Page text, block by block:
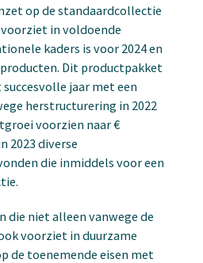
op de standaardcollectie
voorziet in voldoende
kaders is voor 2024 en
Dit productpakket
jaar met een
herstructurering in 2022
voorzien naar €
2023 diverse
die inmiddels voor een
niet alleen vanwege de
voorziet in duurzame
de toenemende eisen met